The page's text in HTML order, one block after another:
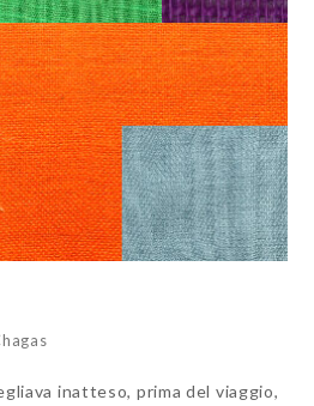
inatteso, prima del viaggio,